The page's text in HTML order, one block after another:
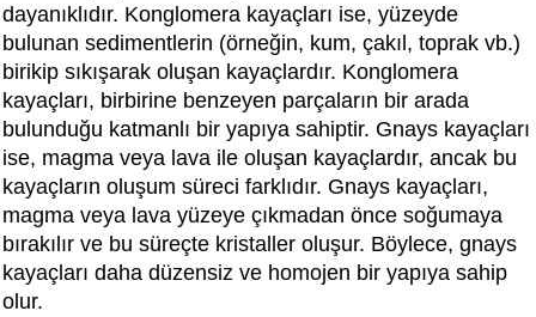
dayanıklıdır. Konglomera kayaçları ise, yüzeyde
bulunan sedimentlerin (örneğin, kum, çakıl, toprak vb.)
birikip sıkışarak oluşan kayaçlardır. Konglomera
kayaçları, birbirine benzeyen parçaların bir arada
bulunduğu katmanlı bir yapıya sahiptir. Gnays kayaçları
ise, magma veya lava ile oluşan kayaçlardır, ancak bu
kayaçların oluşum süreci farklıdır. Gnays kayaçları,
magma veya lava yüzeye çıkmadan önce soğumaya
bırakılır ve bu süreçte kristaller oluşur. Böylece, gnays
kayaçları daha düzensiz ve homojen bir yapıya sahip
olur.